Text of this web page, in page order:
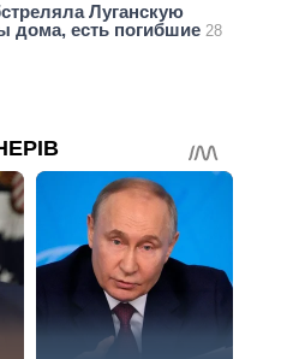
Луганскую
дома, есть погибшие 28